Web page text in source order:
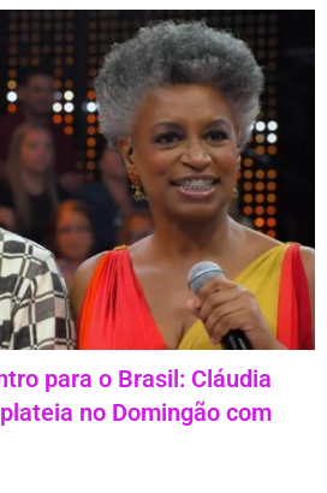
para o Brasil: Cláudia
no Domingão com